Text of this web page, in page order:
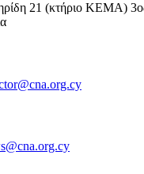
21 (κτήριο ΚΕΜΑ)